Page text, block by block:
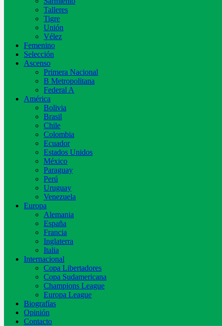
Talleres
Tigre
Unión
Vélez
Femenino
Selección
Ascenso
Primera Nacional
B Metropolitana
Federal A
América
Bolivia
Brasil
Chile
Colombia
Ecuador
Estados Unidos
México
Paraguay
Perú
Uruguay
Venezuela
Europa
Alemania
España
Francia
Inglaterra
Italia
Internacional
Copa Libertadores
Copa Sudamericana
Champions League
Europa League
Biografías
Opinión
Contacto